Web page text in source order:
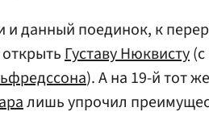
и данный поединок, к
Густаву Нюквисту
). А на 19-й тот
лишь упрочил